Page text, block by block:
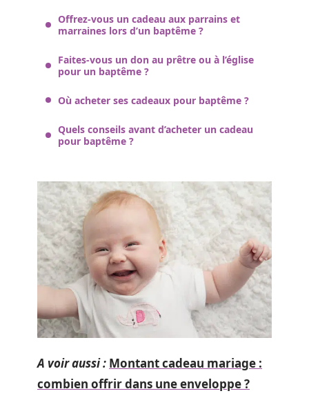
Offrez-vous un cadeau aux parrains et
marraines lors d’un baptême ?
Faites-vous un don au prêtre ou à l’église
pour un baptême ?
Où acheter ses cadeaux pour baptême ?
Quels conseils avant d’acheter un cadeau
pour baptême ?
A voir aussi : Montant cadeau mariage :
combien offrir dans une enveloppe ?